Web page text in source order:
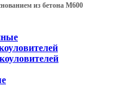
из бетона М600